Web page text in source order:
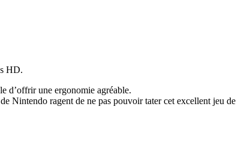
HD.
d’offrir une ergonomie agréable.
Nintendo ragent de ne pas pouvoir tater cet excellent jeu de